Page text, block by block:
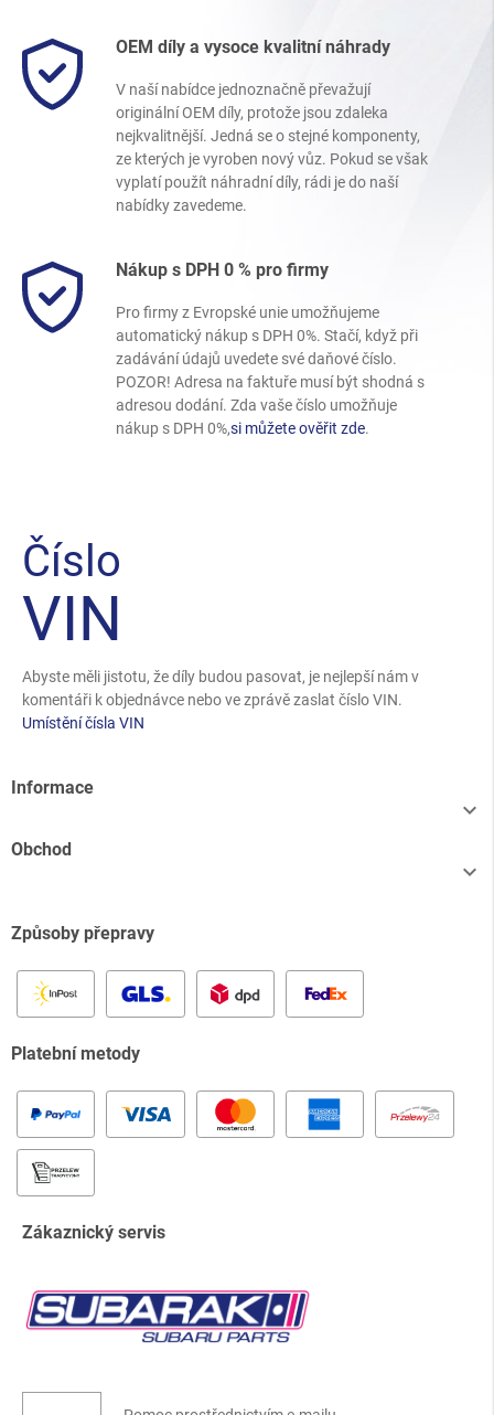
OEM díly a vysoce kvalitní náhrady
V naší nabídce jednoznačně převažují
originální OEM díly, protože jsou zdaleka
nejkvalitnější. Jedná se o stejné komponenty,
ze kterých je vyroben nový vůz. Pokud se však
vyplatí použít náhradní díly, rádi je do naší
nabídky zavedeme.
Nákup s DPH 0 % pro firmy
Pro firmy z Evropské unie umožňujeme
automatický nákup s DPH 0%. Stačí, když při
zadávání údajů uvedete své daňové číslo.
POZOR! Adresa na faktuře musí být shodná s
adresou dodání. Zda vaše číslo umožňuje
nákup s DPH 0%,si můžete ověřit zde.
Číslo
VIN
Abyste měli jistotu, že díly budou pasovat, je nejlepší nám v
komentáři k objednávce nebo ve zprávě zaslat číslo VIN.
Umístění čísla VIN
Informace

Obchod

Způsoby přepravy
Platební metody
Zákaznický servis